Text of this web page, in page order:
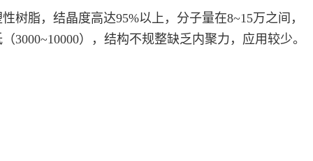
脂，结晶度高达95%以上，分子量在8~15万之间，
），结构不规整缺乏内聚力，应用较少。